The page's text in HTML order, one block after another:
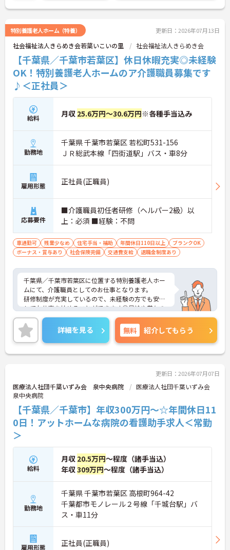
おり、自分らしいスタイルを大切にできる環境で
す。
特別養護老人ホーム（特養） 更新日：2026年07月13日
社会福祉法人きらめき会若葉いこいの里 社会福祉法人きらめき会
【千葉県／千葉市若葉区】休日休暇充実◎未経験
OK！特別養護老人ホームのア介護職員募集です
♪＜正社員＞
給料 月収 25.6万円～30.6万円※各種手当込み
勤務地
千葉県 千葉市若葉区 若松町531-156
ＪＲ総武本線「四街道駅」バス・車8分
雇用形態 正社員(正職員)
応募要件
■介護職員初任者研修（ヘルパー2級）以
上：必須 ■経験：不問
車通勤可 残業少なめ 住宅手当・補助 年間休日110日以上
ブランクOK
ボーナス・賞与あり
社会保険完備 交通費支給 退職金制度あり
千葉県／千葉市若葉区に位置する特別養護老人ホー
ムにて、介護職員としてのお仕事となります。
研修制度が充実しているので、未経験の方でも安心
してお仕事を始めることができます◎昇給や賞与の
ある手厚い待遇で、とてもやりがいのある環境とな
っております！
ご興味ある方は面接ポイントをお伝えしますので、
お気軽にお問い合わせください♪
詳細を見る 無料 紹介してもらう
更新日：2026年07月07日
医療法人社団千葉いずみ会 泉中央病院
医療法人社団千葉いずみ会
泉中央病院
【千葉県／千葉市】年収300万円～☆年間休日11
0日！アットホームな病院の看護助手求人＜常勤
＞
給料
月収 20.5万円～程度（諸手当込）
年収309万円～程度（諸手当込）
勤務地
千葉県 千葉市若葉区 高根町964-42
千葉都市モノレール２号線「千城台駅」バ
ス・車11分
雇用形態 正社員(正職員)